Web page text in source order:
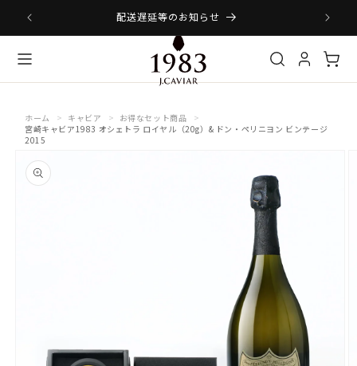
ンツに
進む
配送遅延等のお知らせ
ホーム キャビア
お得なセット商品
宮崎キャビア1983 オシェトラ ロイヤル（20g）& ドン・ペリニヨン ビンテージ
2015
商品情
報にス
キップ